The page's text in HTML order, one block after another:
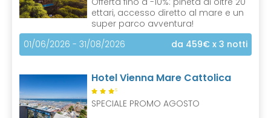
ettari, accesso diretto al mare e un
super parco avventura!
01/06/2026 - 31/08/2026
da 459€ x 3 notti
Hotel Vienna Mare Cattolica
S
SPECIALE PROMO AGOSTO